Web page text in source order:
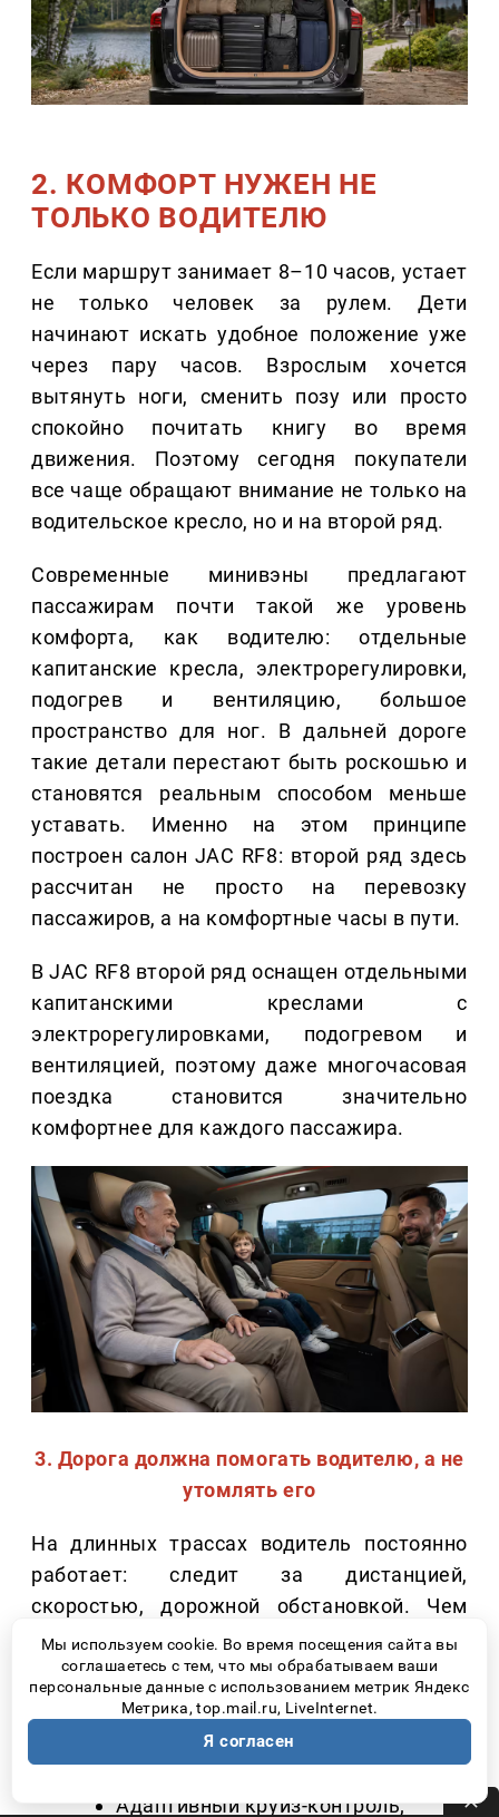
2. КОМФОРТ НУЖЕН НЕ
ТОЛЬКО ВОДИТЕЛЮ
Если маршрут занимает 8–10 часов, устает
не только человек за рулем. Дети
начинают искать удобное положение уже
через пару часов. Взрослым хочется
вытянуть ноги, сменить позу или просто
спокойно почитать книгу во время
движения. Поэтому сегодня покупатели
все чаще обращают внимание не только на
водительское кресло, но и на второй ряд.
Современные минивэны предлагают
пассажирам почти такой же уровень
комфорта, как водителю: отдельные
капитанские кресла, электрорегулировки,
подогрев и вентиляцию, большое
пространство для ног. В дальней дороге
такие детали перестают быть роскошью и
становятся реальным способом меньше
уставать. Именно на этом принципе
построен салон JAC RF8: второй ряд здесь
рассчитан не просто на перевозку
пассажиров, а на комфортные часы в пути.
В JAC RF8 второй ряд оснащен отдельными
капитанскими креслами с
электрорегулировками, подогревом и
вентиляцией, поэтому даже многочасовая
поездка становится значительно
комфортнее для каждого пассажира.
3. Дорога должна помогать водителю, а не
утомлять его
На длинных трассах водитель постоянно
работает: следит за дистанцией,
скоростью, дорожной обстановкой. Чем
больше электронных помощников берет на
себя часть этих задач, тем спокойнее
проходит поездка.
Сегодня особенно полезными становятся:
Адаптивный круиз-контроль;
Мы используем cookie. Во время посещения сайта вы
соглашаетесь с тем, что мы обрабатываем ваши
персональные данные с использованием метрик Яндекс
Метрика, top.mail.ru, LiveInternet.
Я согласен